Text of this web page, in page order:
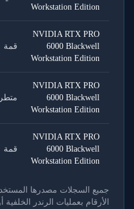
Workstation Edition
NVIDIA RTX PRO
6000 Blackwell
Workstation Edition
قمة
NVIDIA RTX PRO
6000 Blackwell
Workstation Edition
NVIDIA RTX PRO
6000 Blackwell
Workstation Edition
قمة
جميع السجلات مصدرها
الأرقام بعمليات الرندر الخلفية